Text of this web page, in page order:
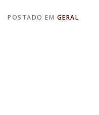
POSTADO EM GERAL